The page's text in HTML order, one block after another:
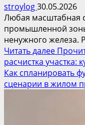
stroylog30.05.2026
Любая масштабная
промышленной
ненужного железа.
Читать далее
расчистка участка:
Как спланировать
сценарии в жилом